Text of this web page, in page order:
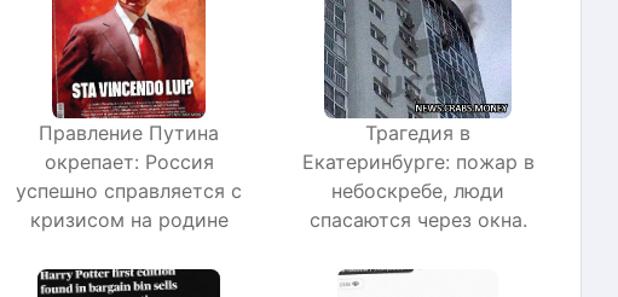
Правление Путина
окрепает: Россия
успешно справляется с
кризисом на родине
Трагедия в
Екатеринбурге: пожар в
небоскребе, люди
спасаются через окна.